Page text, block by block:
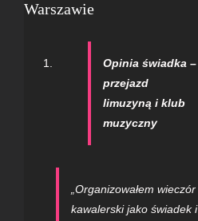
Warszawie
Opinia świadka –
przejazd
limuzyną i klub
muzyczny
„Organizowałem wieczór
kawalerski jako świadek i